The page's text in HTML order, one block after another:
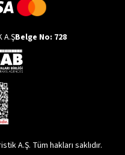
A.ŞBelge No: 728
A.Ş. Tüm hakları saklıdır.